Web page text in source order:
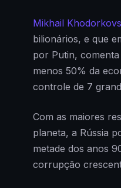
Mikhail
bilionários, e que
por Putin,
menos 50% da
controle de 7
Com as maiores
planeta, a Rússia
metade dos anos
corrupção